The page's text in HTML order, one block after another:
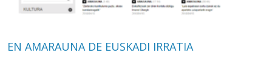
EN AMARAUNA DE EUSKADI IRRATIA